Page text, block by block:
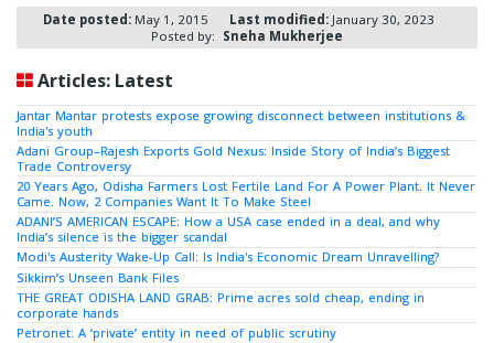
Date posted:May 1, 2015 Last modified:January 30, 2023
Posted by: Sneha Mukherjee
Articles: Latest
Jantar Mantar protests expose growing disconnect between institutions &
India's youth
Adani Group–Rajesh Exports Gold Nexus: Inside Story of India’s Biggest
Trade Controversy
20 Years Ago, Odisha Farmers Lost Fertile Land For A Power Plant. It Never
Came. Now, 2 Companies Want It To Make Steel
ADANI’S AMERICAN ESCAPE: How a USA case ended in a deal, and why
India’s silence is the bigger scandal
Modi's Austerity Wake-Up Call: Is India's Economic Dream Unravelling?
Sikkim’s Unseen Bank Files
THE GREAT ODISHA LAND GRAB: Prime acres sold cheap, ending in
corporate hands
Petronet: A ‘private’ entity in need of public scrutiny